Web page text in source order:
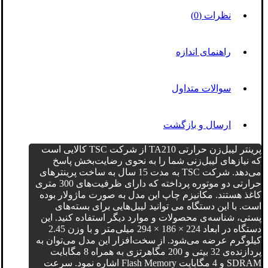
نظرات (0)
راهنمای اندازه
سوالات متداول
ارسال و بازگشت
پرینتر لیبل‌زن حرارتی TA210 از شرکت TSC کالایی است
که نیازهای لیبل‌زنی شما را به نحوی رضایت‌بخش پاسخ
می‌دهد. شرکت TSC به مدت 15 سال به ساخت پرینترهای
حرارتی دو موتوره پرداخته که دارای ظرفیت‌های 300 متری
کاغذ هستند. مکانیزم چاپ این مدل به صورت ماژولار بوده
است. با این دستگاه می توانید لیبل‌هایی برای بسته‌های
پستی، شناسه‌ی محصولات و موارد دیگر استفاده کنید. این
دستگاه در ابعاد 224 × 186 × 294 میلی‌متر و با وزن 2.45
کیلوگرم عرضه می‌شود. از سخت‌افزار این مدل می‌توان به
پردازنده‌ی 32 بیتی و 200 مگاهرتزی به همراه 8 مگابایت
SDRAM و 4 مگابایت Flash Memory اشاره نمود. سرعت